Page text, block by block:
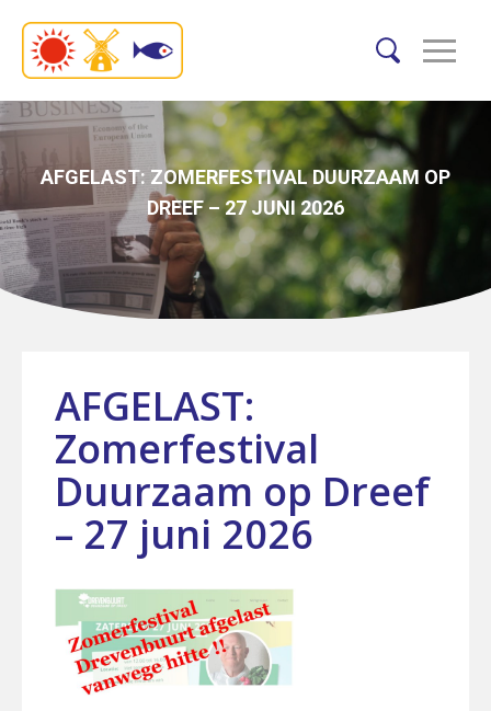
AFGELAST: ZOMERFESTIVAL DUURZAAM OP
DREEF – 27 JUNI 2026
AFGELAST:
Zomerfestival
Duurzaam op Dreef
– 27 juni 2026